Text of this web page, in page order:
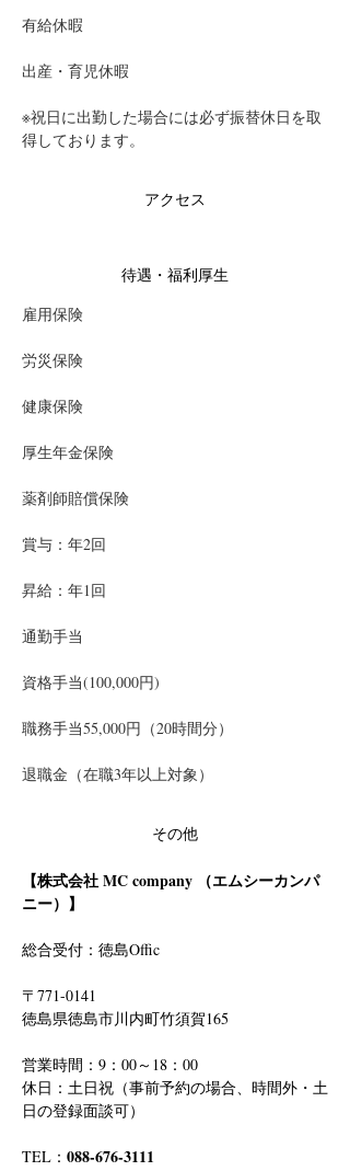
有給休暇
出産・育児休暇
※祝日に出勤した場合には必ず振替休日を取
得しております。
アクセス
待遇・福利厚生
雇用保険
労災保険
健康保険
厚生年金保険
薬剤師賠償保険
賞与：年2回
昇給：年1回
通勤手当
資格手当(100,000円)
職務手当55,000円（20時間分）
退職金（在職3年以上対象）
その他
【株式会社 MC company （エムシーカンパ
ニー）】
総合受付：徳島Offic
〒771-0141
徳島県徳島市川内町竹須賀165
営業時間：9：00～18：00
休日：土日祝（事前予約の場合、時間外・土
日の登録面談可）
TEL： 088-676-3111